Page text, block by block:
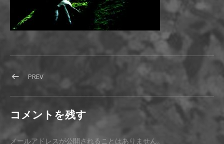
投稿ナビゲーション
PREV
コメントを残す
メールアドレスが公開されることはありません。